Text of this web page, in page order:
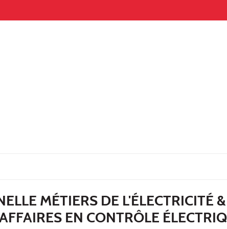
MÉTIERS DE L'ÉLECTRICITÉ
EN CONTRÔLE